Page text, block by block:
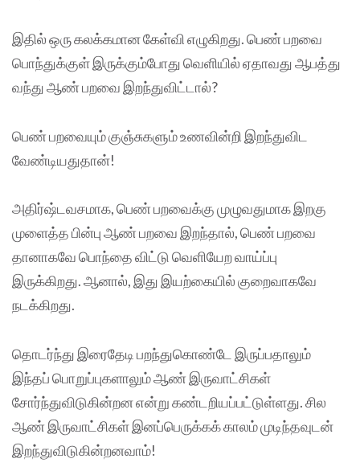
இதில் ஒரு கலக்கமான கேள்வி எழுகிறது. பெண் பறவை
பொந்துக்குள் இருக்கும்போது வெளியில் ஏதாவது ஆபத்து
வந்து ஆண் பறவை இறந்துவிட்டால்?
பெண் பறவையும் குஞ்சுகளும் உணவின்றி இறந்துவிட
வேண்டியதுதான்!
அதிர்ஷ்டவசமாக, பெண் பறவைக்கு முழுவதுமாக இறகு
முளைத்த பின்பு ஆண் பறவை இறந்தால், பெண் பறவை
தானாகவே பொந்தை விட்டு வெளியேற வாய்ப்பு
இருக்கிறது. ஆனால், இது இயற்கையில் குறைவாகவே
நடக்கிறது.
தொடர்ந்து இரைதேடி பறந்துகொண்டே இருப்பதாலும்
இந்தப் பொறுப்புகளாலும் ஆண் இருவாட்சிகள்
சோர்ந்துவிடுகின்றன என்று கண்டறியப்பட்டுள்ளது. சில
ஆண் இருவாட்சிகள் இனப்பெருக்கக் காலம் முடிந்தவுடன்
இறந்துவிடுகின்றனவாம்!